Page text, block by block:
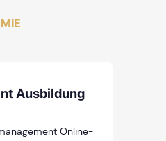
Ausbildung
Online-